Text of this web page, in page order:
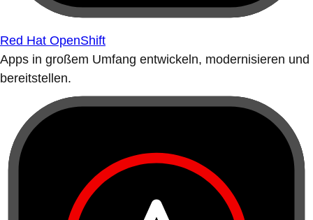
Red Hat OpenShift
Apps in großem Umfang entwickeln, modernisieren und
bereitstellen.